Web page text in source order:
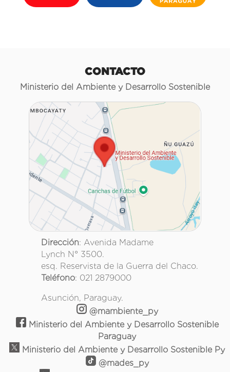
CONTACTO
Ministerio del Ambiente y Desarrollo Sostenible
Dirección: Avenida Madame
Lynch N° 3500.
esq. Reservista de la Guerra del Chaco.
Teléfono: 021 2879000
Asunción, Paraguay.
@mambiente_py
Ministerio del Ambiente y Desarrollo Sostenible
Paraguay
Ministerio del Ambiente y Desarrollo Sostenible Py
@mades_py